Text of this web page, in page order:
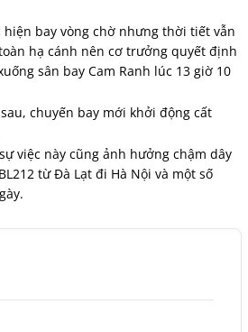
bay vòng chờ nhưng thời tiết vẫn
hạ cánh nên cơ trưởng quyết định
sân bay Cam Ranh lúc 13 giờ 10
chuyến bay mới khởi động cất
việc này cũng ảnh hưởng chậm dây
từ Đà Lạt đi Hà Nội và một số